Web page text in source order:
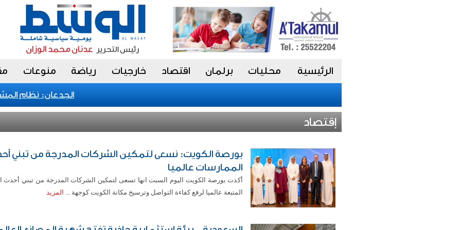
الرئيسية محليات برلمان اقتصاد خارجيات رياضة منوعات
الجدعان: نظام
إقتصاد
بورصة الكويت: نسعى لتمكين الشركات المدرجة من تبني
الممارسات عالميا
أكدت بورصة الكويت اليوم السبت انها تسعى لتمكين الشركات المدرجة من تبني أحدث
المتبعة عالميا لرفع كفاءة التواصل وترسيخ مكانة الكويت كوجهة ... المزيد